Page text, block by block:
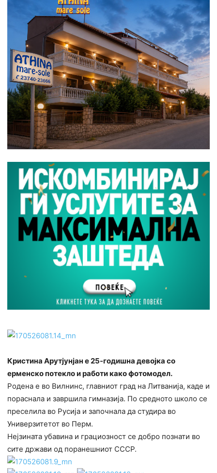
Кристина Арутјунјан е 25-годишна девојка со
ерменско потекло и работи како фотомодел.
Родена е во Вилнинс, главниот град на Литванија, каде и
пораснала и завршила гимназија. По средното школо се
преселила во Русија и започнала да студира во
Универзитетот во Перм.
Нејзината убавина и грациозност се добро познати во
сите држави од поранешниот СССР.